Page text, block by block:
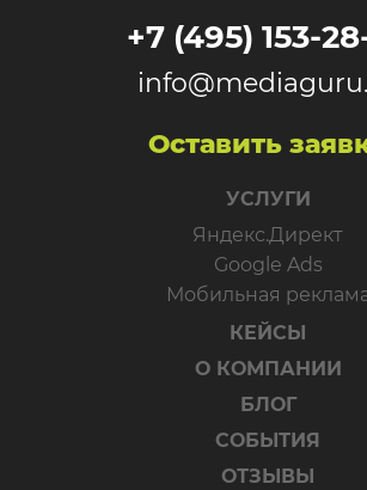
+7 (495) 153-
Оставить
УСЛУГИ
Яндекс.Директ
Google Ads
Мобильная
КЕЙСЫ
О КОМПАНИИ
БЛОГ
СОБЫТИЯ
ОТЗЫВЫ